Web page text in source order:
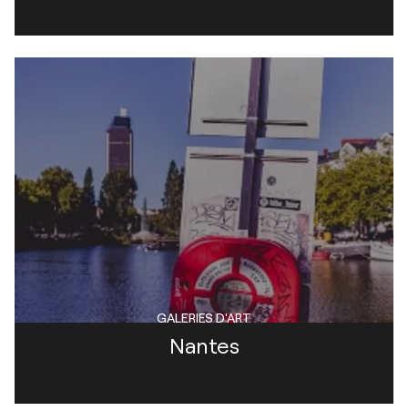
Nantes
GALERIES D'ART